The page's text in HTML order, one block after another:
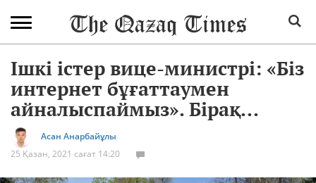
Ішкі істер вице-министрі: «Біз
интернет бұғаттаумен
айналыспаймыз». Бірақ...
Асан Анарбайұлы
25 Қазан, 2021 сағат 14:20